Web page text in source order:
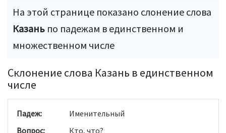
На этой странице показано слонение слова
Казань по падежам в единственном и
множественном числе
Склонение слова Казань в единственном
числе
Именительный
Кто, что?